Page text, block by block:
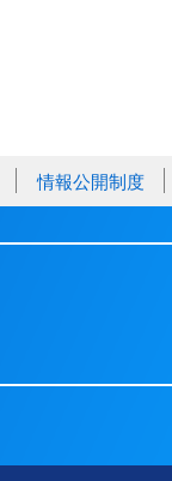
情報公開制度